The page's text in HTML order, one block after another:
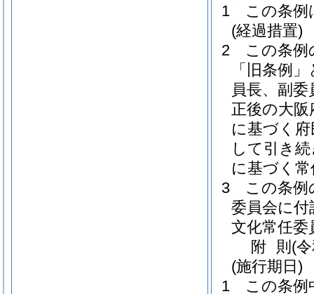
1
この条例
(経過措置)
2
この条例
「旧条例
員長、副
正後の大阪
に基づく
して引き
に基づく
3
この条例
委員会に
文化常任
附 則 (
(施行期日)
1
この条例